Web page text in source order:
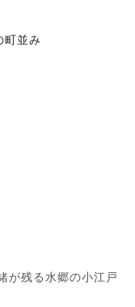
町並み
が残る水郷の小江戸